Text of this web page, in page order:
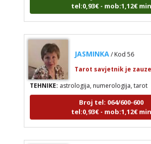
JASMINKA / Kod 56
Tarot savjetnik je zauzet
TEHNIKE:astrologija, numerologija, tarot
Broj tel: 064/600-600
tel:0,93€ - mob:1,12€ min